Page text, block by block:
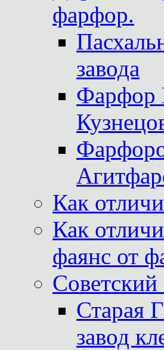
фарфор.
завода
Фарфор
Как
Как
фаянс от
Старая
завод